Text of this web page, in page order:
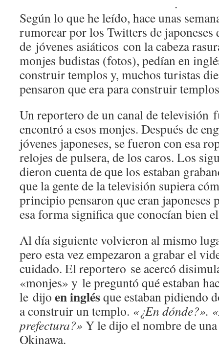
.
Según lo que he leído, hace unas
rumorear por los Twitters de
de jóvenes asiáticos con la cabeza
monjes budistas (fotos), pedían en
construir templos y, muchos turistas
pensaron que era para construir
Un reportero de un canal de televisión
encontró a esos monjes. Después de
jóvenes japoneses, se fueron con esa
relojes de pulsera, de los caros. Los
dieron cuenta de que los estaban
que la gente de la televisión supiera
principio pensaron que eran japoneses
esa forma significa que conocían bien
Al día siguiente volvieron al mismo
pero esta vez empezaron a grabar el
cuidado. El reportero se acercó
«monjes» y le preguntó qué estaban
le dijo en inglésque estaban pidiendo
a construir un templo. «¿En dónde?».
prefectura?» Y le dijo el nombre de
Okinawa.